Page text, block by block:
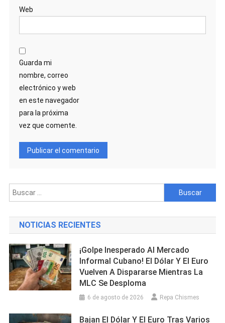
Web
Guarda mi
nombre, correo
electrónico y web
en este navegador
para la próxima
vez que comente.
Buscar:
NOTICIAS RECIENTES
¡Golpe Inesperado Al Mercado
Informal Cubano! El Dólar Y El Euro
Vuelven A Dispararse Mientras La
MLC Se Desploma
6 de agosto de 2026 Repa Chismes
Bajan El Dólar Y El Euro Tras Varios